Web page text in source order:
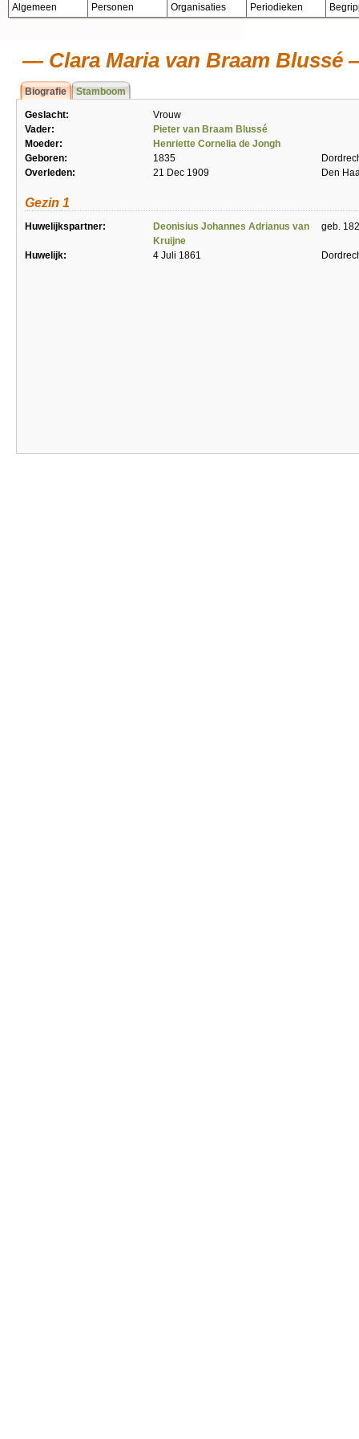
Algemeen Personen Organisaties Periodieken
Clara Maria van Braam Blussé
Biografie Stamboom
Geslacht:
Vrouw
Vader:
Pieter van Braam Blussé
Moeder:
Henriette Cornelia de Jongh
Geboren:
1835
Overleden:
21 Dec 1909 Den
Gezin 1
Huwelijkspartner:
Deonisius Johannes Adrianus van
Kruijne
geb.
Huwelijk: 4 Juli 1861